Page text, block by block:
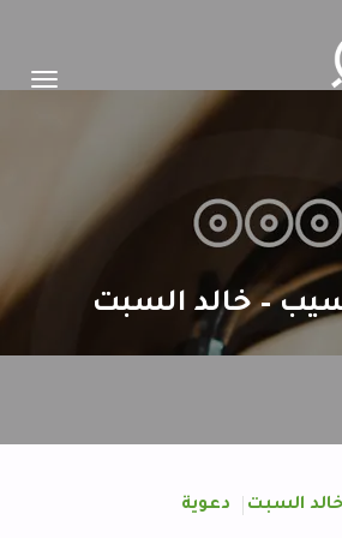
– خالد السبت
خالد السبت دعوية